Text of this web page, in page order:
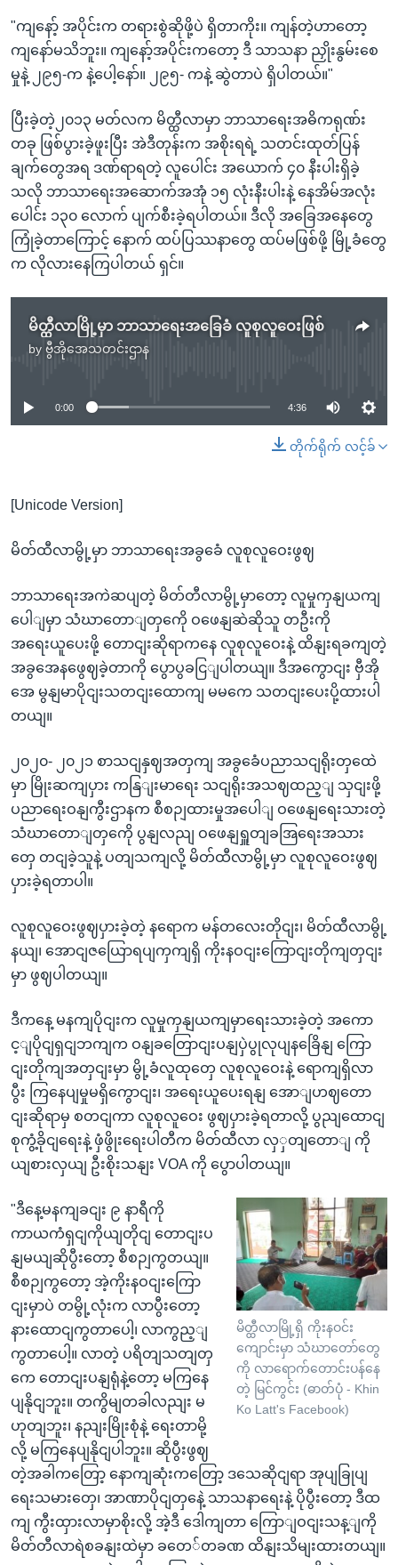
"ကျနော့် အပိုင်းက တရားစွဲဆိုဖို့ပဲ ရှိတာကိုး။ ကျန်တဲ့ဟာတော့
ကျနော်မသိဘူး။ ကျနော့်အပိုင်းကတော့ ဒီ သာသနာ ညှိုးနွမ်းစေ
မှုနဲ့ ၂၉၅-က နဲ့ပေါ့နော်။ ၂၉၅- ကနဲ့ ဆွဲတာပဲ ရှိပါတယ်။"
ပြီးခဲ့တဲ့၂၀၁၃ မတ်လက မိတ္ထီလာမှာ ဘာသာရေးအဓိကရုဏ်း
တခု ဖြစ်ပွားခဲ့ဖူးပြီး အဲဒီတုန်းက အစိုးရရဲ့ သတင်းထုတ်ပြန်
ချက်တွေအရ ဒဏ်ရာရတဲ့ လူပေါင်း အယောက် ၄၀ နီးပါးရှိခဲ့
သလို ဘာသာရေးအဆောက်အအုံ ၁၅ လုံးနီးပါးနဲ့ နေအိမ်အလုံး
ပေါင်း ၁၃၀ လောက် ပျက်စီးခဲ့ရပါတယ်။ ဒီလို အခြေအနေတွေ
ကြုံခဲ့တာကြောင့် နောက် ထပ်ပြဿနာတွေ ထပ်မဖြစ်ဖို့ မြို့ခံတွေ
က လိုလားနေကြပါတယ် ရှင်။
မိတ္ထီလာမြို့မှာ ဘာသာရေးအခြေခံ လူစုလူဝေးဖြစ်
by ဗွီအိုအေသတင်းဌာန
No media source currently available
0:00 4:36
တိုက်ရိုက် လင့်ခ်
[Unicode Version]
မိတ်ထီလာမွို့မှာ ဘာသာရေးအခွခေံ လူစုလူဝေးဖွဈ
ဘာသာရေးအကဲဆပျတဲ့ မိတ်တီလာမွို့မှာတော့ လူမှုကှနျယကျ
ပေါျမှာ သံဃာတောျတှကေို ဝဖေနျဆဲဆိုသူ တဦးကို
အရေးယူပေးဖို့ တောငျးဆိုရာကနေ လူစုလူဝေးနဲ့ ထိနျးရခကျတဲ့
အခွအေနဖွေဈခဲ့တာကို ပွောပွခငြျပါတယျ။ ဒီအကွောငျး ဗှီအို
အေ မွနျမာပိုငျးသတငျးထောကျ မမကေ သတငျးပေးပို့ထားပါ
တယျ။
၂၀၂၀- ၂၀၂၁ စာသငျနှဈအတှကျ အခွခေံပညာသငျရိုးတှထေဲ
မှာ မြိုးဆကျပှား ကနြျးမာရေး သငျရိုးအသဈထည့ျ သှငျးဖို့
ပညာရေးဝနျကွီးဌာနက စီစဉျထားမှုအပေါျ ဝဖေနျရေးသားတဲ့
သံဃာတောျတှကေို ပွနျလညျ ဝဖေနျရှူတျခအြရေးအသား
တှေ တငျခဲ့သူနဲ့ ပတျသကျလို့ မိတ်ထီလာမွို့မှာ လူစုလူဝေးဖွဈ
ပှားခဲ့ရတာပါ။
လူစုလူဝေးဖွဈပှားခဲ့တဲ့ နရောက မန်တလေးတိုငျး၊ မိတ်ထီလာမွို့
နယျ၊ အောငျဇယြောရပျကှကျရှိ ကိုးနဝငျးကြောငျးတိုကျတှငျး
မှာ ဖွဈပါတယျ။
ဒီကနေ့ မနကျပိုငျးက လူမှုကှနျယကျမှာရေးသားခဲ့တဲ့ အကော
င့ျပိုငျရှငျဘကျက ဝနျခတြောငျးပနျပှဲပွုလုပျနခြေိနျ ကြော
ငျးတိုကျအတှငျးမှာ မွို့ခံလူထုတှေ လူစုလူဝေးနဲ့ ရောကျရှိလာ
ပွီး ကြနေပျမှုမရှိကွောငျး၊ အရေးယူပေးရနျ အောျဟဈတော
ငျးဆိုရာမှ စတငျကာ လူစုလူဝေး ဖွဈပှားခဲ့ရတာလို့ ပွညျထောငျ
စုကွံ့ခိုငျရေးနဲ့ ဖှံဖွိုးရေးပါတီက မိတ်ထီလာ လှှတျတောျ ကို
ယျစားလှယျ ဦးစိုးသနျး VOA ကို ပွောပါတယျ။
မိတ္ထီလာမြို့ရှိ ကိုးနဝင်း
ကျောင်းမှာ သံဃာတော်တွေ
ကို လာရောက်တောင်းပန်နေ
တဲ့ မြင်ကွင်း (ဓာတ်ပုံ - Khin
Ko Latt's Facebook)
"ဒီနေ့မနကျခငျး ၉ နာရီကို
ကာယကံရှငျကိုယျတိုငျ တောငျးပ
နျမယျဆိုပွီးတော့ စီစဉျကွတယျ။
စီစဉျကွတော့ အဲ့ကိုးနဝငျးကြော
ငျးမှာပဲ တမွို့လုံးက လာပွီးတော့
နားထောငျကွတာပေါ့၊ လာကွည့ျ
ကွတာပေါ့။ လာတဲ့ ပရိတျသတျတှ
ကေ တောငျးပနျရုံနဲ့တော့ မကြနေ
ပျနိုငျဘူး။ တကွိမျတခါလညျး မ
ဟုတျဘူး၊ နညျးမြိုးစုံနဲ့ ရေးတာမို့
လို့ မကြနေပျနိုငျပါဘူး။ ဆိုပွီးဖွဈ
တဲ့အခါကတြော့ နောကျဆုံးကတြော့ ဒသေဆိုငျရာ အုပျခြုပျ
ရေးသမားတှေ၊ အာဏာပိုငျတှနေဲ့ သာသနာရေးနဲ့ ပိုပွီးတော့ ဒီထ
ကျ ကွီးထှားလာမှာစိုးလို့ အဲ့ဒီ ဒေါကျတာ ကြောျဝငျးသန့ျကို
မိတ်တီလာရဲစခနျးထဲမှာ ခတေ်တခဏ ထိနျးသိမျးထားတယျ။